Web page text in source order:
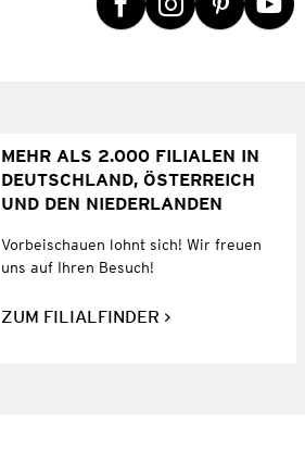
MEHR ALS 2.000 FILIALEN IN
DEUTSCHLAND, ÖSTERREICH
UND DEN NIEDERLANDEN
Vorbeischauen lohnt sich! Wir freuen
uns auf Ihren Besuch!
ZUM FILIALFINDER